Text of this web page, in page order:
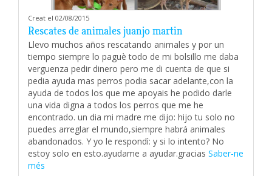
Creat el 02/08/2015
Rescates de animales juanjo martin
Llevo muchos años rescatando animales y por un
tiempo siempre lo paguè todo de mi bolsillo me daba
verguenza pedir dinero pero me di cuenta de que si
pedia ayuda mas perros podia sacar adelante,con la
ayuda de todos los que me apoyais he podido darle
una vida digna a todos los perros que me he
encontrado. un dia mi madre me dijo: hijo tu solo no
puedes arreglar el mundo,siempre habrá animales
abandonados. Y yo le respondì: y si lo intento? No
estoy solo en esto.ayudame a ayudar.gracias Saber-ne
més